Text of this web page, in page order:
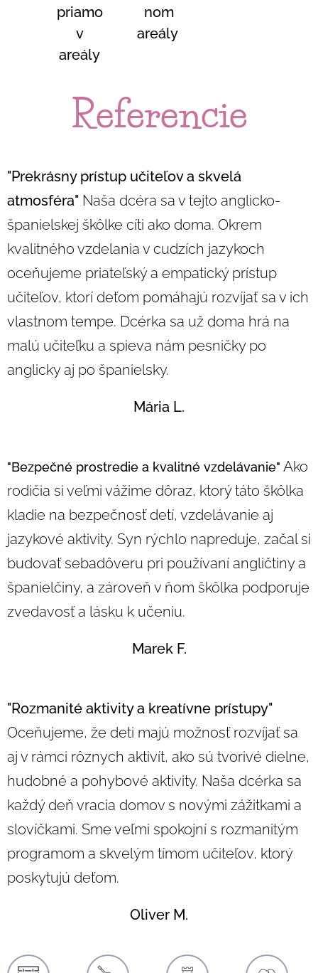
priamo
v
areály
nom
areály
Referencie
"Prekrásny prístup učiteľov a skvelá
atmosféra" Naša dcéra sa v tejto anglicko-
španielskej škôlke cíti ako doma. Okrem
kvalitného vzdelania v cudzích jazykoch
oceňujeme priateľský a empatický prístup
učiteľov, ktorí deťom pomáhajú rozvíjať sa v ich
vlastnom tempe. Dcérka sa už doma hrá na
malú učiteľku a spieva nám pesničky po
anglicky aj po španielsky.
Mária L.
"Bezpečné prostredie a kvalitné vzdelávanie" Ako
rodičia si veľmi vážime dôraz, ktorý táto škôlka
kladie na bezpečnosť detí, vzdelávanie aj
jazykové aktivity. Syn rýchlo napreduje, začal si
budovať sebadôveru pri používaní angličtiny a
španielčiny, a zároveň v ňom škôlka podporuje
zvedavosť a lásku k učeniu.
Marek F.
"Rozmanité aktivity a kreatívne prístupy"
Oceňujeme, že deti majú možnosť rozvíjať sa
aj v rámci rôznych aktivít, ako sú tvorivé dielne,
hudobné a pohybové aktivity. Naša dcérka sa
každý deň vracia domov s novými zážitkami a
slovíčkami. Sme veľmi spokojní s rozmanitým
programom a skvelým tímom učiteľov, ktorý
poskytujú deťom.
Oliver M.
P
O
R